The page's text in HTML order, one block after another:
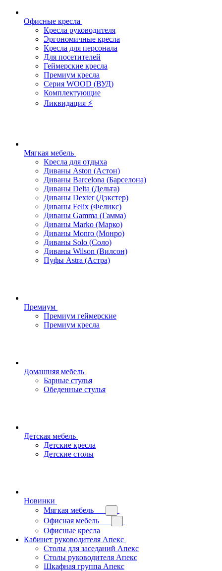
Офисные кресла
Кресла руководителя
Эргономичные кресла
Кресла для персонала
Для посетителей
Геймерские кресла
Премиум кресла
Серия WOOD (ВУД)
Комплектующие
Ликвидация ⚡
Мягкая мебель
Кресла для отдыха
Диваны Aston (Астон)
Диваны Barcelona (Барселона)
Диваны Delta (Дельта)
Диваны Dexter (Дэкстер)
Диваны Felix (Феликс)
Диваны Gamma (Гамма)
Диваны Marko (Марко)
Диваны Monro (Монро)
Диваны Solo (Соло)
Диваны Wilson (Вилсон)
Пуфы Astra (Астра)
Премиум
Премиум геймерские
Премиум кресла
Домашняя мебель
Барные стулья
Обеденные стулья
Детская мебель
Детские кресла
Детские столы
Новинки
Мягкая мебель
Офисная мебель
Офисные кресла
Кабинет руководителя Апекс
Столы для заседаний Апекс
Столы руководителя Апекс
Шкафная группа Апекс